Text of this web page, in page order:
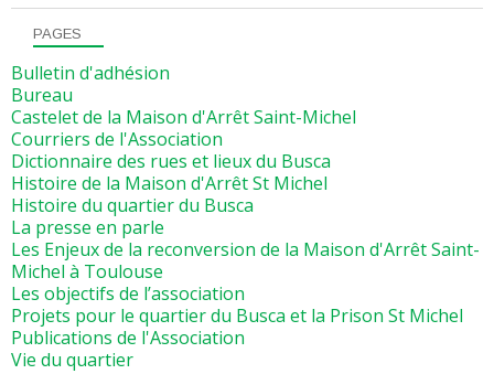
PAGES
Bulletin d'adhésion
Bureau
Castelet de la Maison d'Arrêt Saint-Michel
Courriers de l'Association
Dictionnaire des rues et lieux du Busca
Histoire de la Maison d'Arrêt St Michel
Histoire du quartier du Busca
La presse en parle
Les Enjeux de la reconversion de la Maison d'Arrêt Saint-
Michel à Toulouse
Les objectifs de l’association
Projets pour le quartier du Busca et la Prison St Michel
Publications de l'Association
Vie du quartier